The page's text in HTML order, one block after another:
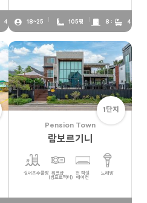
4 18~25 105평 8 : 4
1단지
Pension Town
람보르기니
실내온수풀장 워크샵
(빔프로젝터)
전 객실
에어컨
노래방